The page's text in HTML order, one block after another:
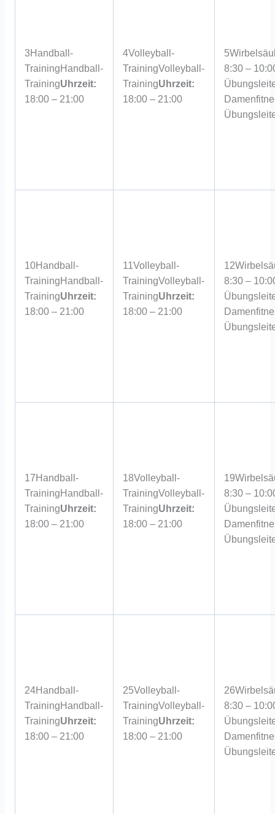
3 Handball-
Training Handball-
TrainingUhrzeit:
18:00 – 21:00
4Volleyball-
TrainingVolleyball-
TrainingUhrzeit:
18:00 – 21:00
5
8:30 –
10Handball-
Training Handball-
TrainingUhrzeit:
18:00 – 21:00
11Volleyball-
TrainingVolleyball-
TrainingUhrzeit:
18:00 – 21:00
12
8:30 –
17 Handball-
Training Handball-
TrainingUhrzeit:
18:00 – 21:00
18Volleyball-
TrainingVolleyball-
TrainingUhrzeit:
18:00 – 21:00
19
8:30 –
24Handball-
Training Handball-
TrainingUhrzeit:
18:00 – 21:00
25Volleyball-
TrainingVolleyball-
TrainingUhrzeit:
18:00 – 21:00
26
8:30 –